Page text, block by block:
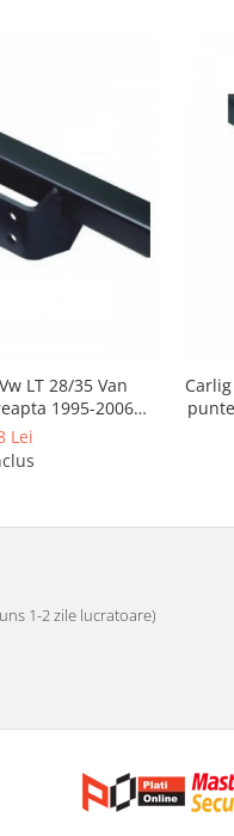
LT 28/35 Van
1995-2006
d13s
Lei
1-2 zile lucratoare)